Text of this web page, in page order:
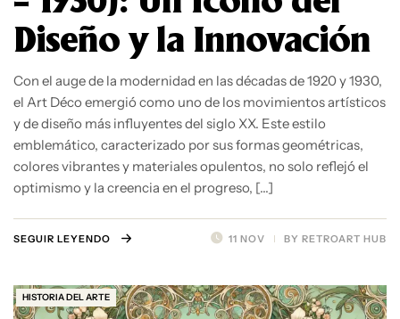
Diseño y la Innovación
Con el auge de la modernidad en las décadas de 1920 y 1930,
el Art Déco emergió como uno de los movimientos artísticos
y de diseño más influyentes del siglo XX. Este estilo
emblemático, caracterizado por sus formas geométricas,
colores vibrantes y materiales opulentos, no solo reflejó el
optimismo y la creencia en el progreso, […]
11 NOV BY RETROART HUB
SEGUIR LEYENDO
HISTORIA DEL ARTE